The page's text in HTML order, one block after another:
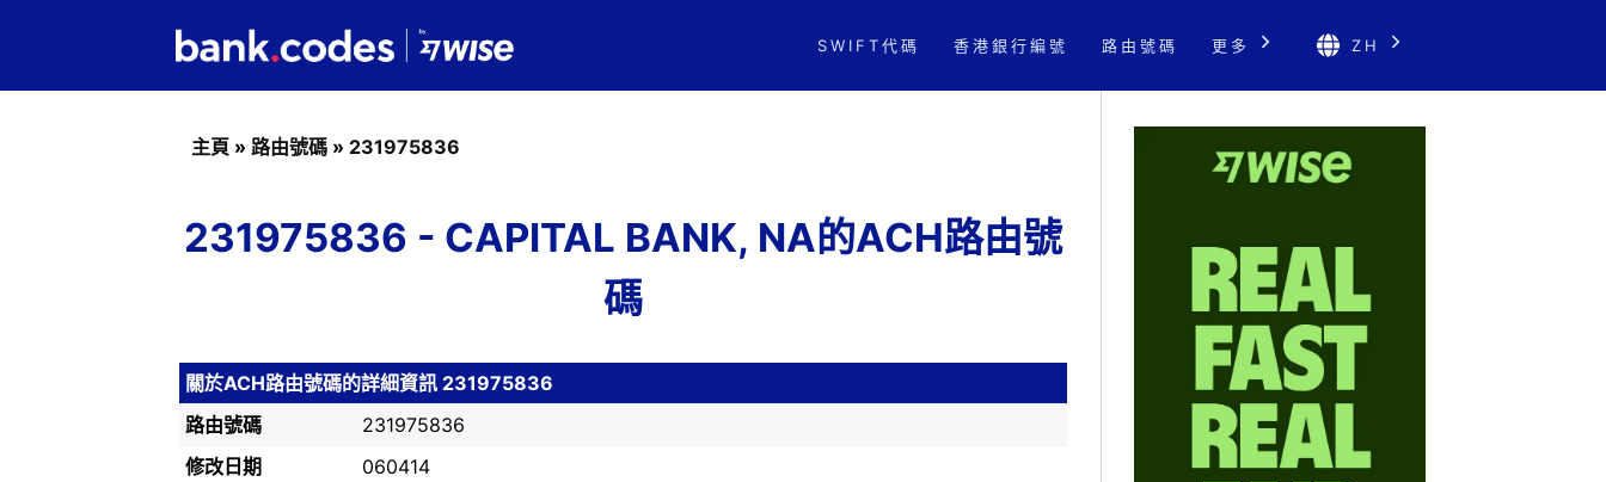
SWIFT代碼 香港銀行編號 路由號碼 更多 ZH
主頁 » 路由號碼 » 231975836
231975836 - CAPITAL BANK, NA的ACH路由號
碼
關於ACH路由號碼的詳細資訊 231975836
路由號碼
231975836
修改日期
060414